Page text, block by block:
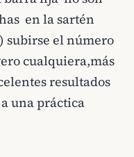
en la sartén
subirse el número
cualquiera,más
resultados
una práctica